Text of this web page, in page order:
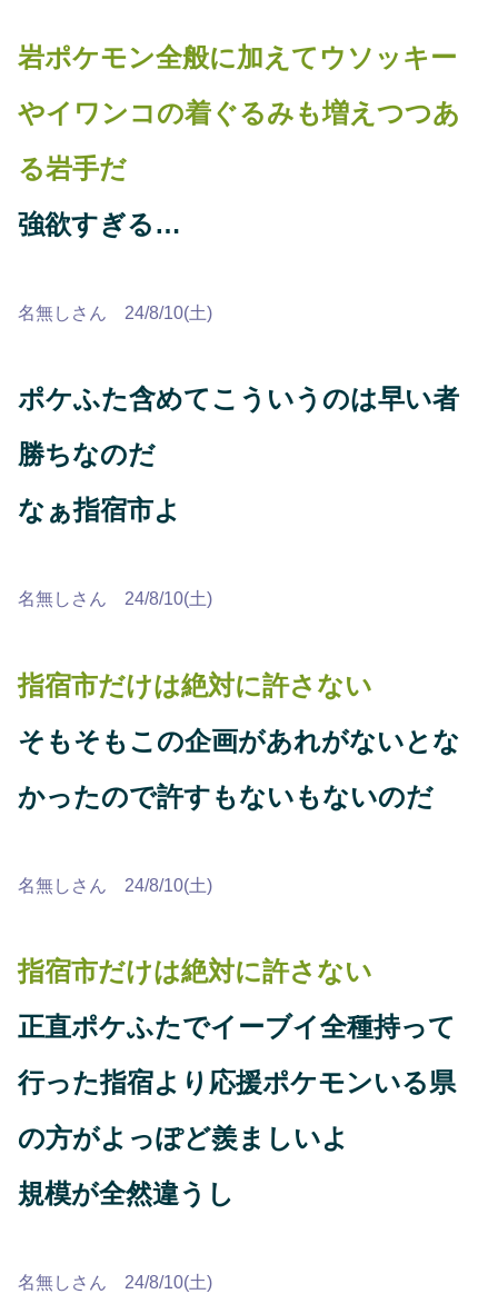
岩ポケモン全般に加えてウソッキー
やイワンコの着ぐるみも増えつつあ
る岩手だ
強欲すぎる…
名無しさん 24/8/10(土)
ポケふた含めてこういうのは早い者
勝ちなのだ
なぁ指宿市よ
名無しさん 24/8/10(土)
指宿市だけは絶対に許さない
そもそもこの企画があれがないとな
かったので許すもないもないのだ
名無しさん 24/8/10(土)
指宿市だけは絶対に許さない
正直ポケふたでイーブイ全種持って
行った指宿より応援ポケモンいる県
の方がよっぽど羨ましいよ
規模が全然違うし
名無しさん 24/8/10(土)